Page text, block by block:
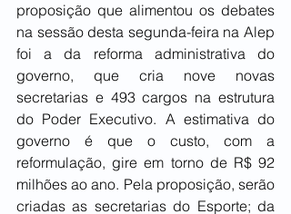
proposição que alimentou os debates
na sessão desta segunda-feira na Alep
foi a da reforma administrativa do
governo, que cria nove novas
secretarias e 493 cargos na estrutura
do Poder Executivo. A estimativa do
governo é que o custo, com a
reformulação, gire em torno de R$ 92
milhões ao ano. Pela proposição, serão
criadas as secretarias do Esporte; da